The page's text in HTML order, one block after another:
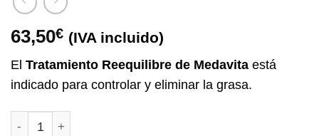
63,50€ (IVA incluido)
El Tratamiento Reequilibre de Medavita está
indicado para controlar y eliminar la grasa.